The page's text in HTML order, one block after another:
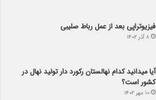
فیزیوتراپی بعد از عمل رباط صلیبی
۸ آذر ۱۴۰۲
کشور است؟
۱۰ مهر ۱۴۰۲
معرفی بهترین کرم پودر مخملی